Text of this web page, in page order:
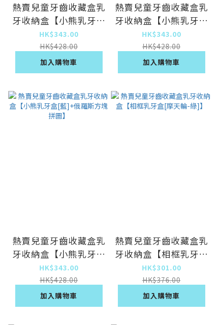
熱賣兒童牙齒收藏盒乳
牙收納盒【小熊乳牙盒
[粉]+俄羅斯方塊拼
圖】
HK$343.00
HK$428.00
加入購物車
熱賣兒童牙齒收藏盒乳
牙收納盒【小熊乳牙盒
[粉]+迷宮球100關】
HK$343.00
HK$428.00
加入購物車
熱賣兒童牙齒收藏盒乳
牙收納盒【小熊乳牙盒
[藍]+俄羅斯方塊拼
圖】
HK$343.00
HK$428.00
加入購物車
熱賣兒童牙齒收藏盒乳
牙收納盒【相框乳牙盒
[摩天輪-綠]】
HK$301.00
HK$376.00
加入購物車